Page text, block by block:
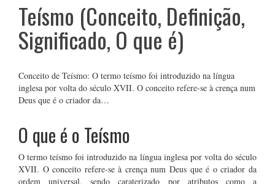
Teísmo (Conceito, Definição,
Significado, O que é)
Conceito de Teísmo: O termo teísmo foi introduzido na língua
inglesa por volta do século XVII. O conceito refere-se à crença num
Deus que é o criador da…
O que é o Teísmo
O termo teísmo foi introduzido na língua inglesa por volta do século
XVII. O conceito refere-se à crença num Deus que é o criador da
ordem universal, sendo caraterizado por atributos como a